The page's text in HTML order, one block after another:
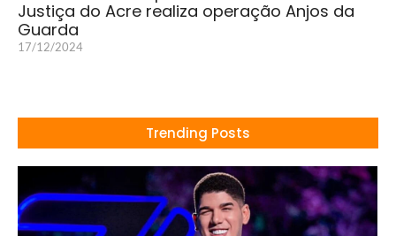
Justiça do Acre realiza operação Anjos da
Guarda
17/12/2024
Trending Posts